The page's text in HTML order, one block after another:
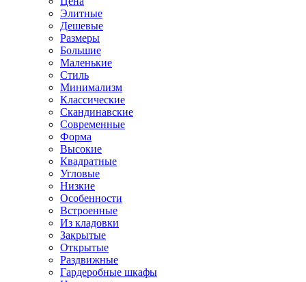
Элитные
Дешевые
Размеры
Большие
Маленькие
Стиль
Минимализм
Классические
Скандинавские
Современные
Форма
Высокие
Квадратные
Угловые
Низкие
Особенности
Встроенные
Из кладовки
Закрытые
Открытые
Раздвижные
Гардеробные шкафы